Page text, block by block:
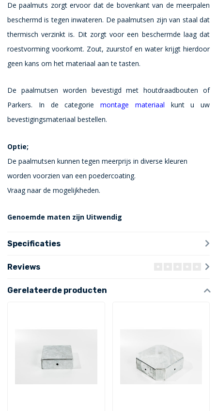
De paalmuts zorgt ervoor dat de bovenkant van de meerpalen
beschermd is tegen inwateren. De paalmutsen zijn van staal dat
thermisch verzinkt is. Dit zorgt voor een beschermde laag dat
roestvorming voorkomt. Zout, zuurstof en water krijgt hierdoor
geen kans om het materiaal aan te tasten.
De paalmutsen worden bevestigd met houtdraadbouten of
Parkers. In de categorie montage materiaal kunt u uw
bevestigingsmateriaal bestellen.
Optie;
De paalmutsen kunnen tegen meerprijs in diverse kleuren
worden voorzien van een poedercoating.
Vraag naar de mogelijkheden.
Genoemde maten zijn Uitwendig
Specificaties
Reviews
Gerelateerde producten